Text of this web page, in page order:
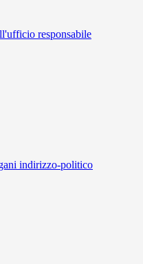
responsabile
indirizzo-politico